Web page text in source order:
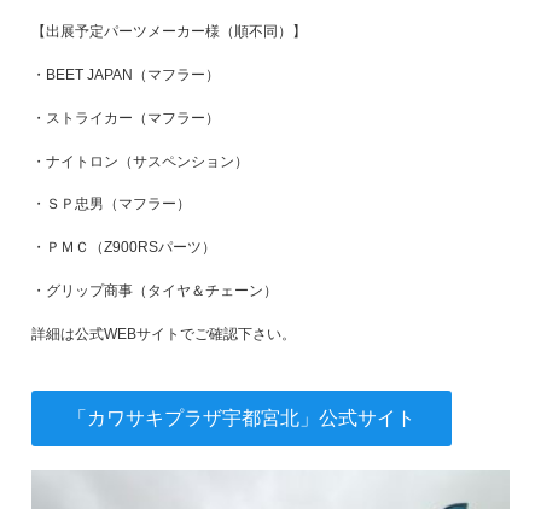
【出展予定パーツメーカー様（順不同）】
・BEET JAPAN（マフラー）
・ストライカー（マフラー）
・ナイトロン（サスペンション）
・ＳＰ忠男（マフラー）
・ＰＭＣ（Z900RSパーツ）
・グリップ商事（タイヤ＆チェーン）
詳細は公式WEBサイトでご確認下さい。
「カワサキプラザ宇都宮北」公式サイト